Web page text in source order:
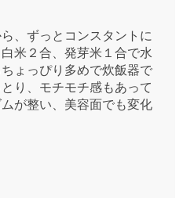
、ずっとコンスタントに
米２合、発芽米１合で水
ょっぴり多めで炊飯器で
り、モチモチ感もあって
が整い、美容面でも変化
念なのはお値段が倍近く
ると嬉しいです。